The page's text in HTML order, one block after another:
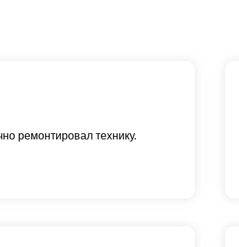
ремонтировал технику.